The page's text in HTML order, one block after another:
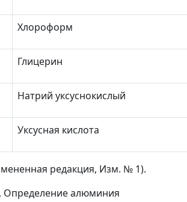
Хлороформ
Глицерин
Натрий уксуснокислый
Уксусная кислота
редакция, Изм. № 1).
Определение алюминия